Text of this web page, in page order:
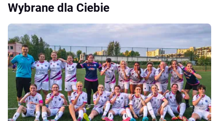
Wybrane dla Ciebie